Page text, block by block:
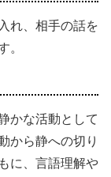
れ、相手の話を
。
かな活動として
から静への切り
に、言語理解や